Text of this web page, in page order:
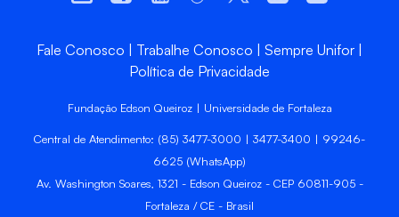
Fale Conosco Trabalhe Conosco
Sempre Unifor
Política de Privacidade
Fundação Edson Queiroz | Universidade de Fortaleza
Central de Atendimento: (85) 3477-3000 | 3477-3400 | 99246-
6625 (WhatsApp)
Av. Washington Soares, 1321 - Edson Queiroz - CEP 60811-905 -
Fortaleza / CE - Brasil